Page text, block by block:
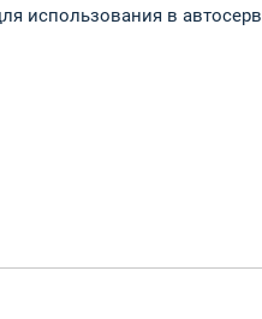
использования в